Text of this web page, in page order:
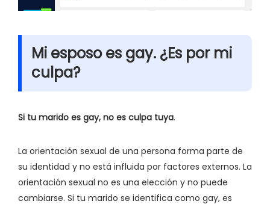
Mi esposo es gay. ¿Es por mi
culpa?
Si tu marido es gay, no es culpa tuya.
La orientación sexual de una persona forma parte de
su identidad y no está influida por factores externos. La
orientación sexual no es una elección y no puede
cambiarse. Si tu marido se identifica como gay, es